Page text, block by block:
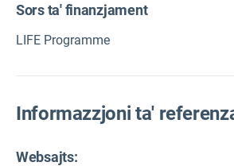
Sors ta' finanzjament
LIFE Programme
Informazzjoni ta'
Websajts: